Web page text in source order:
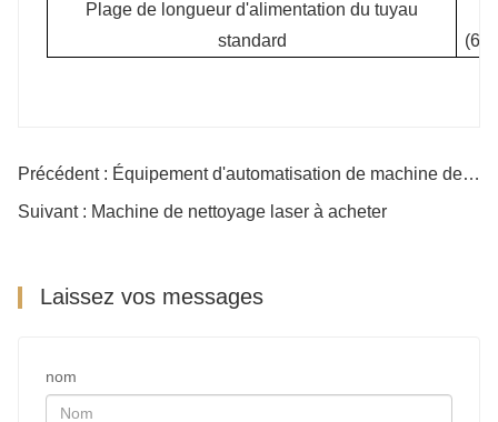
Plage de longueur d'alimentation du tuyau
standard
Précédent : Équipement d'automatisation de machine de découpe laser
Suivant : Machine de nettoyage laser à acheter
Laissez vos messages
nom